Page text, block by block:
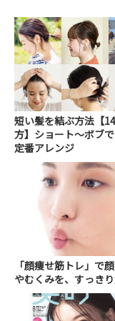
短い髪を結ぶ方法【
方】ショート～ボブ
定番アレンジ
「顔痩せ筋トレ」で
やむくみを、すっきり